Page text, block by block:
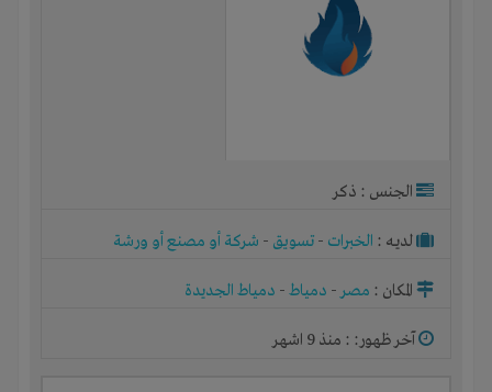
الجنس : ذكر
لديـه : الخبرات - تسويق - شركة أو مصنع أو ورشة
المكان : مصر- دمياط- دمياط الجديدة
آخر ظهور: : منذ 9 اشهر